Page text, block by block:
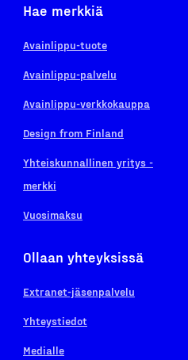
Hae merkkiä
Avainlippu-tuote
Avainlippu-palvelu
Avainlippu-verkkokauppa
Design from Finland
Yhteiskunnallinen yritys -
merkki
Vuosimaksu
Ollaan yhteyksissä
Extranet-jäsenpalvelu
Yhteystiedot
Medialle